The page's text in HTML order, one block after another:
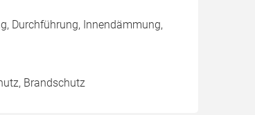
Durchführung, Innendämmung,
Brandschutz